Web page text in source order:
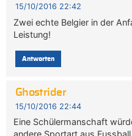
15/10/2016 22:42
Zwei echte Belgier in der
Leistung!
Antworten
Ghostrider
15/10/2016 22:44
Eine Schülermanschaft
andere Sportart aus